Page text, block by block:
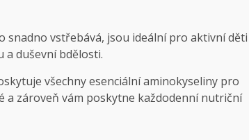
snadno vstřebává, jsou ideální pro aktivní děti
a duševní bdělosti.
všechny esenciální aminokyseliny pro
a zároveň vám poskytne každodenní nutriční